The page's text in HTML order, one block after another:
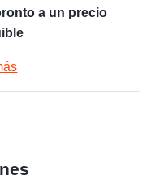
a un precio